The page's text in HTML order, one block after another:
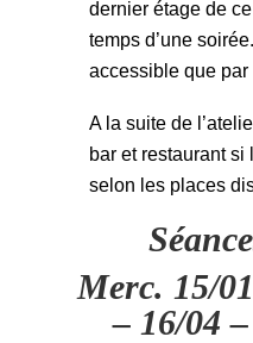
dernier étage de
temps d’une
accessible que par
A la suite de
bar et restaurant
selon les places
Merc. 15/
– 16/04